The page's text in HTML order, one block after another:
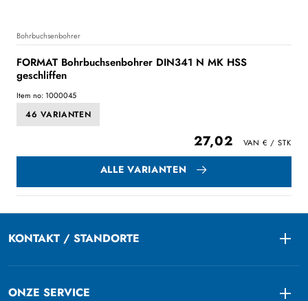
Bohrbuchsenbohrer
FORMAT Bohrbuchsenbohrer DIN341 N MK HSS
geschliffen
Item no: 1000045
46 VARIANTEN
27,02
ALLE VARIANTEN
KONTAKT / STANDORTE
ONZE SERVICE